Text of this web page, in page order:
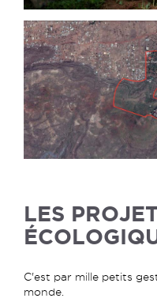
LES
C'est par mille petits
monde.